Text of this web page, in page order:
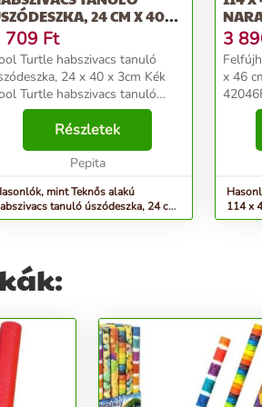
24 CM X 40
X 3 CM, MINTÁS
709 Ft
Turtle habszivacs tanuló
24 x 40 x 3cm Kék
Turtle habszivacs tanuló
24 x 40 x 3cm KékA
automata fordítóval készült,
dolgozunk a
javítá...
Részletek
Pepita
mint Teknős alakú
tanuló úszódeszka, 24 cm
cm x 3 cm, Mintás
3
x 46
a
114 x